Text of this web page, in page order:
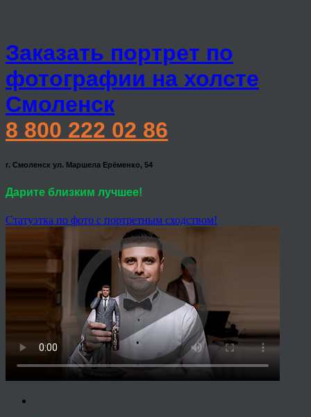
Заказать портрет по
фотографии на холсте
Смоленск
8 800 222 02 86
г. Смоленск ул. Маршела Ерёменко, 54
Дарите близким лучшее!
Статуэтка по фото с портретным сходством!